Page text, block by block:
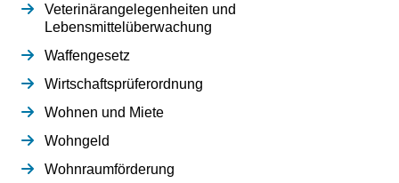
Veterinärangelegenheiten und
Lebensmittelüberwachung
Waffengesetz
Wirtschaftsprüferordnung
Wohnen und Miete
Wohngeld
Wohnraumförderung